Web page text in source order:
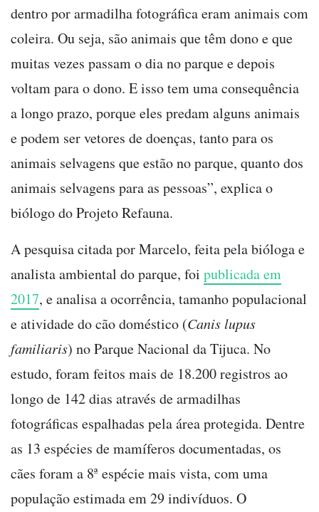
dentro por armadilha fotográfica eram animais com
coleira. Ou seja, são animais que têm dono e que
muitas vezes passam o dia no parque e depois
voltam para o dono. E isso tem uma consequência
a longo prazo, porque eles predam alguns animais
e podem ser vetores de doenças, tanto para os
animais selvagens que estão no parque, quanto dos
animais selvagens para as pessoas”, explica o
biólogo do Projeto Refauna.
A pesquisa citada por Marcelo, feita pela bióloga e
analista ambiental do parque, foi publicada em
2017, e analisa a ocorrência, tamanho populacional
e atividade do cão doméstico (Canis lupus
familiaris) no Parque Nacional da Tijuca. No
estudo, foram feitos mais de 18.200 registros ao
longo de 142 dias através de armadilhas
fotográficas espalhadas pela área protegida. Dentre
as 13 espécies de mamíferos documentadas, os
cães foram a 8ª espécie mais vista, com uma
população estimada em 29 indivíduos. O